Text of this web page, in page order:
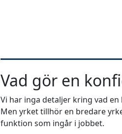
Vad gör en
Vi har inga detaljer kring vad
Men yrket tillhör en bredare
funktion som ingår i jobbet.